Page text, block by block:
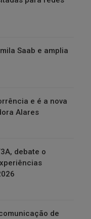
Saab e amplia
e é a nova
Alares
debate o
de